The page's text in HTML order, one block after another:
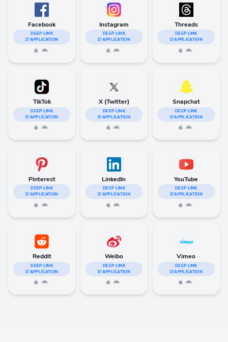
Facebook
DEEP LINK
D'APPLICATION
Instagram
DEEP LINK
D'APPLICATION
Threads
DEEP LINK
D'APPLICATION
TikTok
DEEP LINK
D'APPLICATION
X (Twitter)
DEEP LINK
D'APPLICATION
Snapchat
DEEP LINK
D'APPLICATION
Pinterest
DEEP LINK
D'APPLICATION
LinkedIn
DEEP LINK
D'APPLICATION
YouTube
DEEP LINK
D'APPLICATION
Reddit
DEEP LINK
D'APPLICATION
Weibo
DEEP LINK
D'APPLICATION
Vimeo
DEEP LINK
D'APPLICATION